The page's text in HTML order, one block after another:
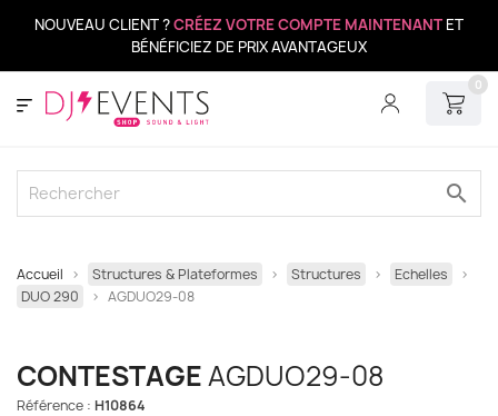
NOUVEAU CLIENT ?CRÉEZ VOTRE COMPTE MAINTENANT ET
BÉNÉFICIEZ DE PRIX AVANTAGEUX
0
search
Accueil Structures & Plateformes Structures
Echelles
DUO 290
AGDUO29-08
CONTESTAGEAGDUO29-08
Référence : H10864